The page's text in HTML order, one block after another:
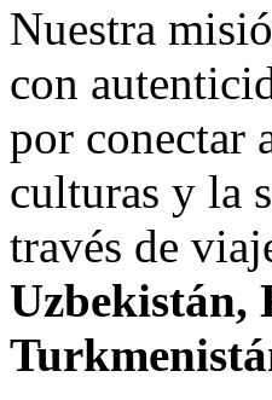
Nuestra
con
por conectar
culturas y la
través de
Uzbekistán,